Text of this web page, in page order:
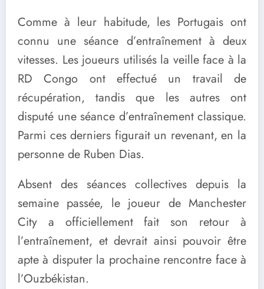
Comme à leur habitude, les Portugais ont
connu une séance d’entraînement à deux
vitesses. Les joueurs utilisés la veille face à la
RD Congo ont effectué un travail de
récupération, tandis que les autres ont
disputé une séance d’entraînement classique.
Parmi ces derniers figurait un revenant, en la
personne de Ruben Dias.
Absent des séances collectives depuis la
semaine passée, le joueur de Manchester
City a officiellement fait son retour à
l’entraînement, et devrait ainsi pouvoir être
apte à disputer la prochaine rencontre face à
l’Ouzbékistan.